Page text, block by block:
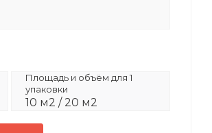
Площадь и объём для 1
упаковки
10 м2 / 20 м2